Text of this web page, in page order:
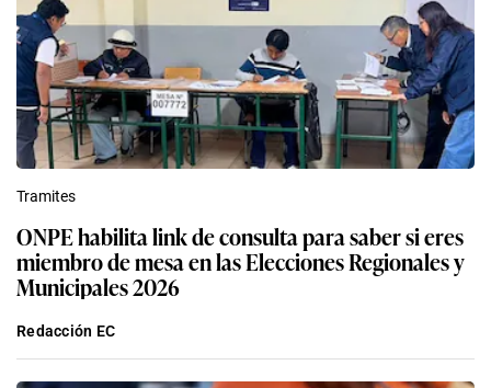
Tramites
ONPE habilita link de consulta para saber si eres
miembro de mesa en las Elecciones Regionales y
Municipales 2026
Redacción EC